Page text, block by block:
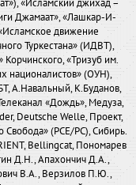
«Исламский джихад –
Джамаат», «Лашкар-И-
движение
Туркестана» (ИДВТ),
«Тризуб им.
националистов» (ОУН),
А.Навальный, К.Буданов,
«Дождь», Медуза,
Deutsche Welle, Проект,
(PCE/PC), Сибирь.
Bellingcat, Пономарев
Д.Н., Апахончич Д.А.,
В.А., Верзилов П.Ю.,